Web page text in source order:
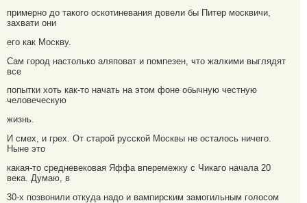
примерно до такого оскотиневания довели бы Питер москвичи,
захвати они
его как Москву.
Сам город настолько аляповат и помпезен, что жалкими выглядят
все
попытки хоть как-то начать на этом фоне обычную честную
человеческую
жизнь.
И смех, и грех. От старой русской Москвы не осталось ничего.
Ныне это
какая-то средневековая Яффа вперемежку с Чикаго начала 20
века. Думаю, в
30-х позвонили откуда надо и вампирским замогильным голосом